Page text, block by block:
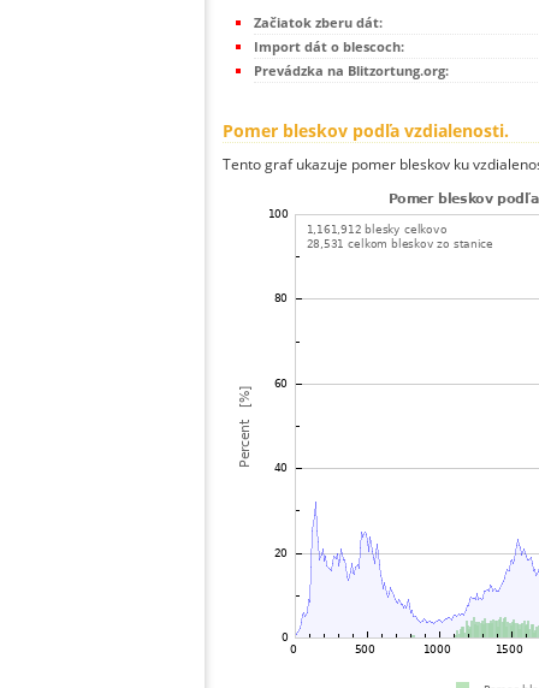
Začiatok zberu dát:
Import dát o blescoch:
Prevádzka na Blitzortung.org:
Pomer bleskov podľa vzdialenosti.
Tento graf ukazuje pomer bleskov ku